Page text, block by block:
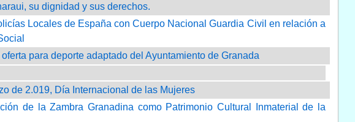
su dignidad y sus derechos.
Locales de España con Cuerpo Nacional Guardia Civil en relación a
para deporte adaptado del Ayuntamiento de Granada
de 2.019, Día Internacional de las Mujeres
de la Zambra Granadina como Patrimonio Cultural Inmaterial de la